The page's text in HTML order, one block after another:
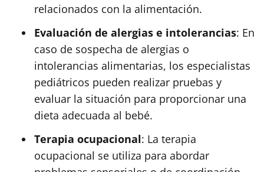
relacionados con la alimentación.
Evaluación de alergias e intolerancias: En
caso de sospecha de alergias o
intolerancias alimentarias, los especialistas
pediátricos pueden realizar pruebas y
evaluar la situación para proporcionar una
dieta adecuada al bebé.
Terapia ocupacional: La terapia
ocupacional se utiliza para abordar